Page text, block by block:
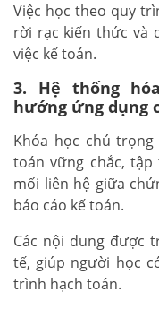
Việc học theo quy
rời rạc kiến thức và
việc kế toán.
3. Hệ thống
hướng ứng dụng
Khóa học chú
toán vững chắc,
mối liên hệ giữa
báo cáo kế toán.
Các nội dung được
tế, giúp người học
trình hạch toán.